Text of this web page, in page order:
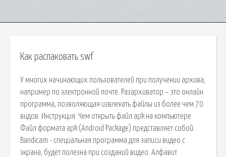
Как распаковать swf
У многих начинающих пользователей при получении архива,
например по электронной почте. Разархиватор – это онлайн
программа, позволяющая извлекать файлы из более чем 70
видов. Инструкция: Чем открыть файл apk на компьютере.
Файл формата apk (Android Package) представляет собой.
Bandicam - специальная программа для записи видео с
экрана, будет полезна при созданий видео. Алфавит